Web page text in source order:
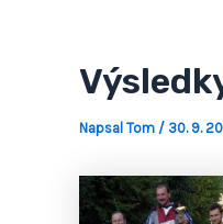
Napsal Tom / 30. 9.